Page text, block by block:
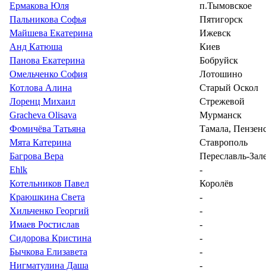
Ермакова Юля
п.Тымовское
Пальникова Софья
Пятигорск
Майшева Екатерина
Ижевск
Анд Катюша
Киев
Панова Екатерина
Бобруйск
Омельченко София
Лотошино
Котлова Алина
Старый Оскол
Лоренц Михаил
Стрежевой
Gracheva Olisava
Мурманск
Фомичёва Татьяна
Тамала,
Мята Катерина
Ставрополь
Багрова Вера
Переславль-
Ehlk
-
Котельников Павел
Королёв
Краюшкина Света
-
Хильченко Георгий
-
Имаев Ростислав
-
Сидорова Кристина
-
Бычкова Елизавета
-
Нигматулина Даша
-